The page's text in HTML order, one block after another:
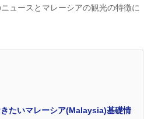
ュースとマレーシアの観光の特徴に
たいマレーシア(Malaysia)基礎情